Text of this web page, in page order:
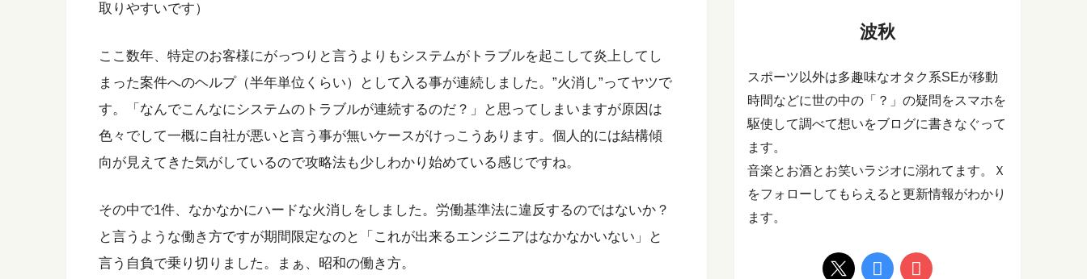
取りやすいです）
ここ数年、特定のお客様にがっつりと言うよりもシステムがトラブルを起こして炎上してし
まった案件へのヘルプ（半年単位くらい）として入る事が連続しました。”火消し”ってヤツで
す。「なんでこんなにシステムのトラブルが連続するのだ？」と思ってしまいますが原因は
色々でして一概に自社が悪いと言う事が無いケースがけっこうあります。個人的には結構傾
向が見えてきた気がしているので攻略法も少しわかり始めている感じですね。
その中で1件、なかなかにハードな火消しをしました。労働基準法に違反するのではないか？
と言うような働き方ですが期間限定なのと「これが出来るエンジニアはなかなかいない」と
言う自負で乗り切りました。まぁ、昭和の働き方。
波秋
スポーツ以外は多趣味なオタク系SEが移動
時間などに世の中の「？」の疑問をスマホを
駆使して調べて想いをブログに書きなぐって
ます。
音楽とお酒とお笑いラジオに溺れてます。Ｘ
をフォローしてもらえると更新情報がわかり
ます。